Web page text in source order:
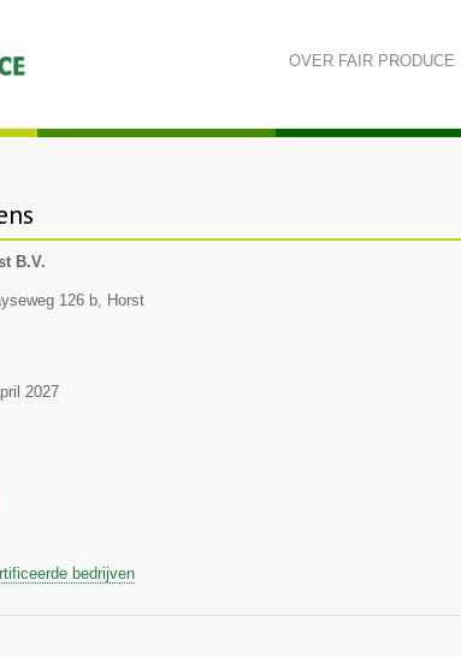
OVER FAIR PRODUCE
B.V.
126 b, Horst
2027
bedrijven